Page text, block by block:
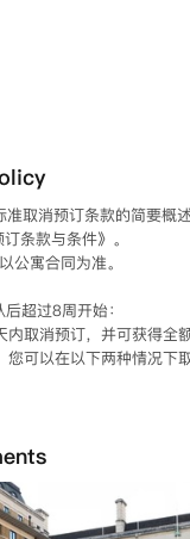
取消预订条款的简要概
条款与条件》。
公寓合同为准。
超过8周开始：
内取消预订，并可获得全
可以在以下两种情况下
国的签证，并能向公寓
负债的合适替代租户，
适的替代租户）。
后8周内开始：